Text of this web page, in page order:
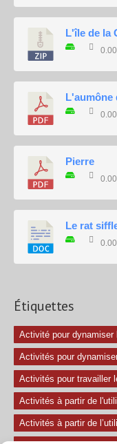
L'île de la
Pierre
Le rat
Étiquettes
Activité pour dynamiser
Activités pour
Activités pour travailler
Activités à partir de
Activités à partir de